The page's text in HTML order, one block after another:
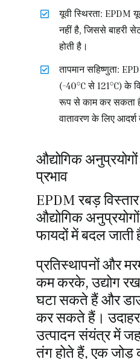
यूवी स्थिरता: EPDM
नहीं है, जिससे बाहरी
होती है।
तापमान सहिष्णुता:
(-40°C से 121°C) के
रूप से काम कर सकता
वातावरण के लिए आदर्श
औद्योगिक
प्रभाव
EPDM रबड़
औद्योगिक
फायदों में बदल जाती
प्रतिस्थापनों और
कम करके, उद्योग
घटा सकते हैं और
कर सकते हैं।
उत्पादन संयंत्र में
तंग होते हैं, एक जोड़